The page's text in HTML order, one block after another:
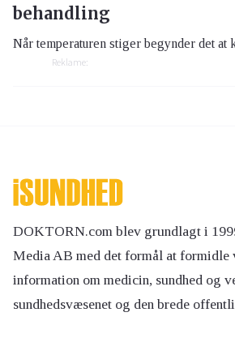
behandling
Når temperaturen stiger begynder det at
Reklame:
DOKTORN.com blev grundlagt i
Media AB med det formål at formidle
information om medicin, sundhed og
sundhedsvæsenet og den brede